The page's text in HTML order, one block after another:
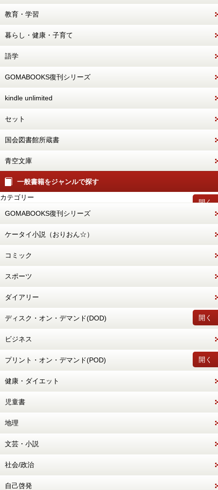
教育・学習
暮らし・健康・子育て
語学
GOMABOOKS復刊シリーズ
kindle unlimited
セット
国会図書館所蔵書
青空文庫
一般書籍をジャンルで探す
開く
カテゴリー
GOMABOOKS復刊シリーズ
ケータイ小説（おりおん☆）
コミック
スポーツ
ダイアリー
開く
ディスク・オン・デマンド(DOD)
ビジネス
開く
プリント・オン・デマンド(POD)
健康・ダイエット
児童書
地理
文芸・小説
社会/政治
自己啓発